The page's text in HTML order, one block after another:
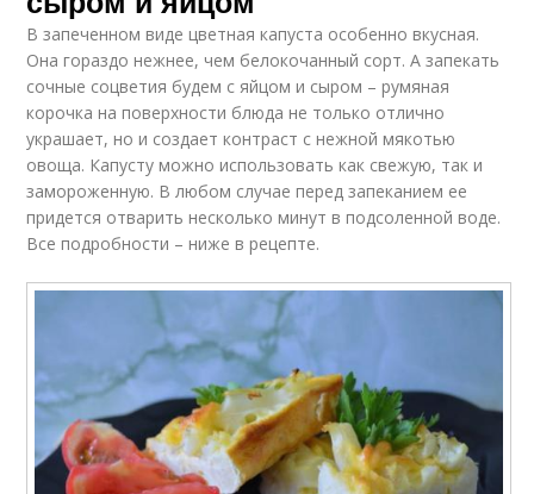
В запеченном виде цветная капуста особенно вкусная.
Она гораздо нежнее, чем белокочанный сорт. А запекать
сочные соцветия будем с яйцом и сыром – румяная
корочка на поверхности блюда не только отлично
украшает, но и создает контраст с нежной мякотью
овоща. Капусту можно использовать как свежую, так и
замороженную. В любом случае перед запеканием ее
придется отварить несколько минут в подсоленной воде.
Все подробности – ниже в рецепте.